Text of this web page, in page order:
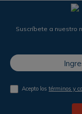
Suscríbete a nuestro
Acepto lostérminos y